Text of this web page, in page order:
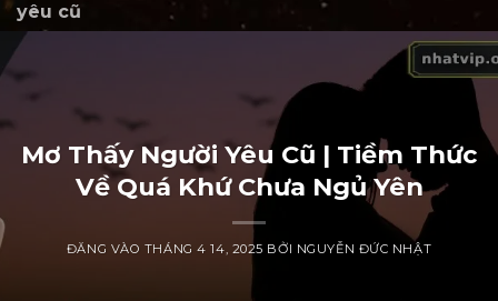
yêu cũ
Mơ Thấy Người Yêu Cũ | Tiềm Thức
Về Quá Khứ Chưa Ngủ Yên
ĐĂNG VÀO THÁNG 4 14, 2025 BỞI NGUYỄN ĐỨC NHẬT